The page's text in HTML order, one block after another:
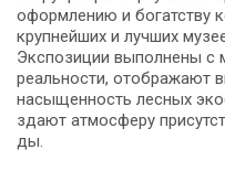
оформлению и богатству
круп­ней­ших и луч­ших
Экспозиции выполнены с
реальности, отображают
насыщенность лесных
зда­ют ат­мо­сфе­ру
ды.